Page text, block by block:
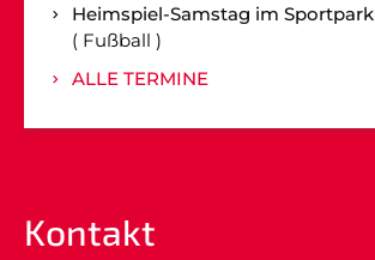
Heimspiel-Samstag im Sportpark
Fußball
ALLE TERMINE
Kontakt